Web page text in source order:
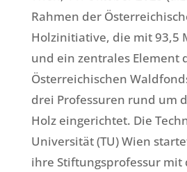
Rahmen der
Holzinitiative, die mit 93,5
und ein zentrales Element
Österreichischen
drei Professuren rund um
Holz eingerichtet. Die
Universität (TU) Wien
ihre Stiftungsprofessur mit